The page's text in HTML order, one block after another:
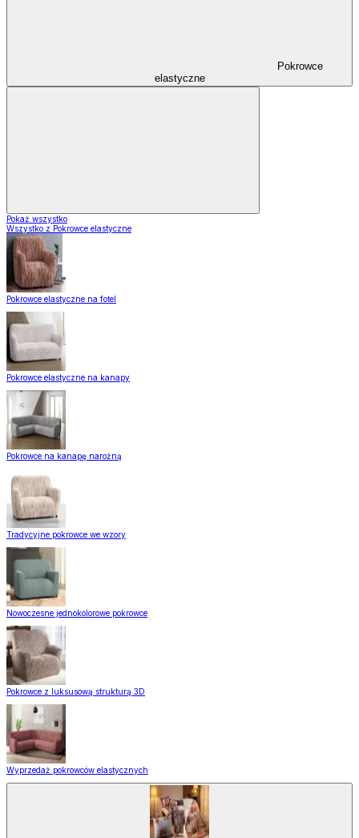
Pokrowce
elastyczne
Pokaż wszystko
Wszystko z Pokrowce elastyczne
Pokrowce elastyczne na fotel
Pokrowce elastyczne na kanapy
Pokrowce na kanapę narożną
Tradycyjne pokrowce we wzory
Nowoczesne jednokolorowe pokrowce
Pokrowce z luksusową strukturą 3D
Wyprzedaż pokrowców elastycznych